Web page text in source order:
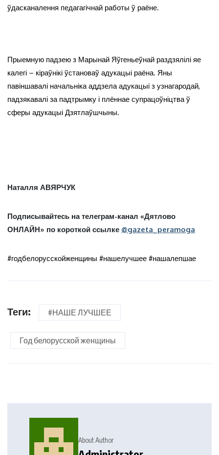
ўдасканалення педагагічнай работы ў раёне.
Прыемную падзею з Марынай Яўгеньеўнай раздзялілі яе
калегі – кіраўнікі ўстановаў адукацыі раёна. Яны
павіншавалі начальніка аддзела адукацыі з узнагародай,
падзякавалі за падтрымку і плённае супрацоўніцтва ў
сферы адукацыі Дзятлаўшчыны.
Наталля АВЯРЧУК
Подписывайтесь на телеграм-канал «Дятлово
ОНЛАЙН» по короткой ссылке @gazeta_peramoga
#годбелорусскойженщины #нашелучшее #нашалепшае
Теги: #НАШЕ ЛУЧШЕЕ
Год белорусской женщины
About Author